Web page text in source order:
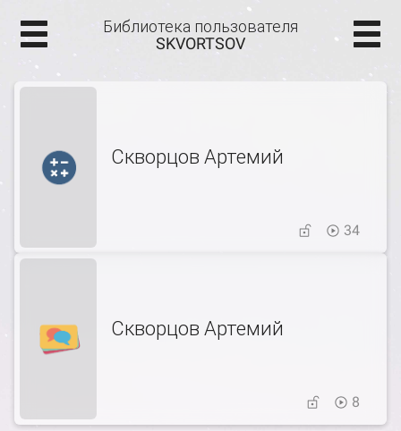
Библиотека пользователя
SKVORTSOV
Скворцов Артемий
34
Скворцов Артемий
8